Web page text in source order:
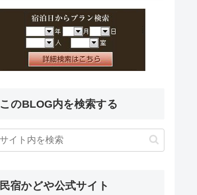
このBLOG内を検索する
民宿かどや公式サイト